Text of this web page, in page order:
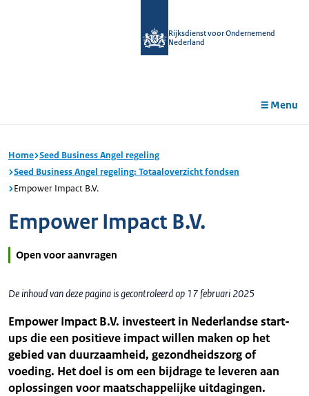
Rijksdienst voor Ondernemend
Nederland
Menu
Home Seed Business Angel regeling
Seed Business Angel regeling: Totaaloverzicht fondsen
Empower Impact B.V.
Empower Impact B.V.
Open voor aanvragen
De inhoud van deze pagina is gecontroleerd op 17 februari 2025
Empower Impact B.V. investeert in Nederlandse start-
ups die een positieve impact willen maken op het
gebied van duurzaamheid, gezondheidszorg of
voeding. Het doel is om een bijdrage te leveren aan
oplossingen voor maatschappelijke uitdagingen.